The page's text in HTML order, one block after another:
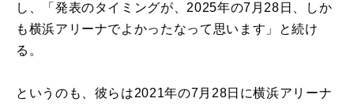
し、「発表のタイミングが、2025年の7月28日、しか
も横浜アリーナでよかったなって思います」と続け
る。
というのも、彼らは2021年の7月28日に横浜アリーナ